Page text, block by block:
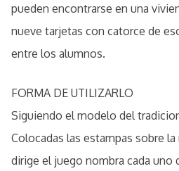
pueden encontrarse en una
nueve tarjetas con catorce de
entre los alumnos.
FORMA DE UTILIZARLO
Siguiendo el modelo del
Colocadas las estampas sobre
dirige el juego nombra cada uno